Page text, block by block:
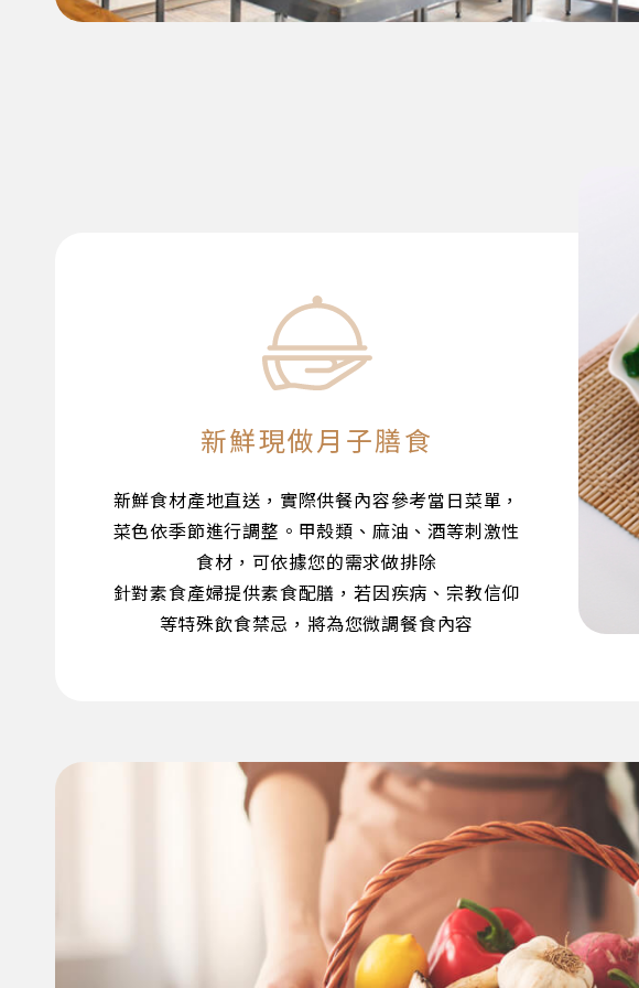
新鮮現做月子膳食
新鮮食材產地直送，實際供餐內容參考當日菜單，
菜色依季節進行調整。甲殼類、麻油、酒等刺激性
食材，可依據您的需求做排除
針對素食產婦提供素食配膳，若因疾病、宗教信仰
等特殊飲食禁忌，將為您微調餐食內容